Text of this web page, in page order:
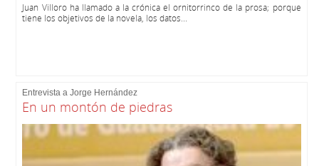
Juan Villoro ha llamado a la crónica el ornitorrinco de la prosa; porque
tiene los objetivos de la novela, los datos...
Entrevista a Jorge Hernández
En un montón de piedras